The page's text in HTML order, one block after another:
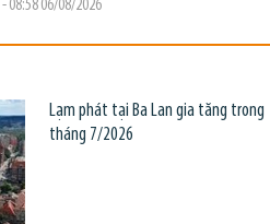
- 08:58 06/08/2026
Lạm phát tại Ba Lan gia tăng trong
tháng 7/2026